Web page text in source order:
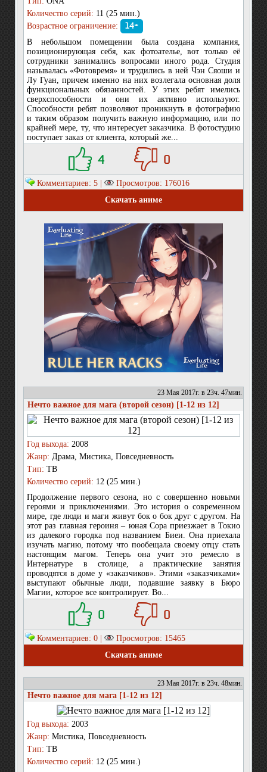
Количество серий: 11 (25 мин.)
Возрастное ограничение:
14+
В небольшом помещении была создана компания,
позиционирующая себя, как фотоателье, вот только её
сотрудники занимались вопросами иного рода. Студия
называлась «Фотовремя» и трудились в ней Чэн Сяоши и
Лу Гуан, причем именно на них возлегала основная доля
функциональных обязанностей. У этих ребят имелись
сверхспособности и они их активно используют.
Способности ребят позволяют проникнуть в фотографию
и таким образом получить важную информацию, или по
крайней мере, ту, что интересует заказчика. В фотостудию
поступает заказ от клиента, который же...
4 0
Комментариев: 5 |
Просмотров: 176016
Скачать аниме
23 Мая 2017г. в 23ч. 47мин.
Нечто важное для мага (второй сезон) [1-12 из 12]
Год выхода: 2008
Жанр: Драма, Мистика, Повседневность
Тип: ТВ
Количество серий: 12 (25 мин.)
Продолжение первого сезона, но с совершенно новыми
героями и приключениями. Это история о современном
мире, где люди и маги живут бок о бок друг с другом. На
этот раз главная героиня – юная Сора приезжает в Токио
из далекого городка под названием Биеи. Она приехала
изучать магию, потому что пообещала своему отцу стать
настоящим магом. Теперь она учит это ремесло в
Интернатуре в столице, а практические занятия
проводятся в доме у «заказчиков». Этими «заказчиками»
выступают обычные люди, подавшие заявку в Бюро
Магии, которое все контролирует. Во...
0 0
Комментариев: 0 |
Просмотров: 15465
Скачать аниме
23 Мая 2017г. в 23ч. 48мин.
Нечто важное для мага [1-12 из 12]
Год выхода: 2003
Жанр: Мистика, Повседневность
Тип: ТВ
Количество серий: 12 (25 мин.)